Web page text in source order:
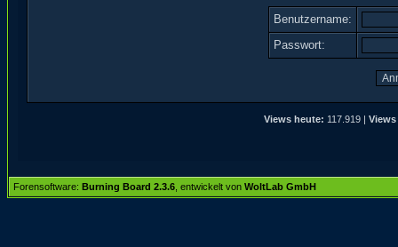
Benutzername:
Passwort:
Views heute: 117.919 |
Forensoftware: Burning Board 2.3.6 , entwickelt von WoltLab GmbH